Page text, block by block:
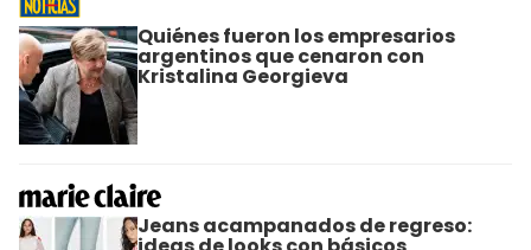
Quiénes fueron los empresarios
argentinos que cenaron con
Kristalina Georgieva
Jeans acampanados de regreso: